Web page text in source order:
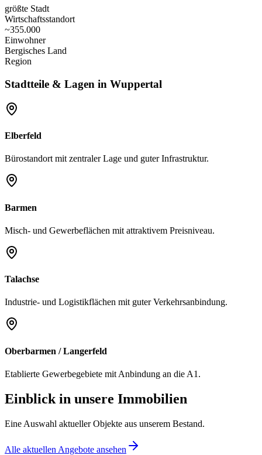
größte Stadt
Wirtschaftsstandort
~355.000
Einwohner
Bergisches Land
Region
Stadtteile & Lagen in Wuppertal
Elberfeld
Bürostandort mit zentraler Lage und guter Infrastruktur.
Barmen
Misch- und Gewerbeflächen mit attraktivem Preisniveau.
Talachse
Industrie- und Logistikflächen mit guter Verkehrsanbindung.
Oberbarmen / Langerfeld
Etablierte Gewerbegebiete mit Anbindung an die A1.
Einblick in unsere Immobilien
Eine Auswahl aktueller Objekte aus unserem Bestand.
Alle aktuellen Angebote ansehen